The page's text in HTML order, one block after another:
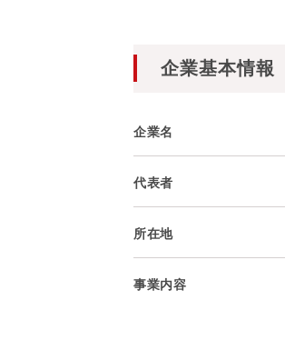
企業基本情報
企業名
代表者
所在地
事業内容